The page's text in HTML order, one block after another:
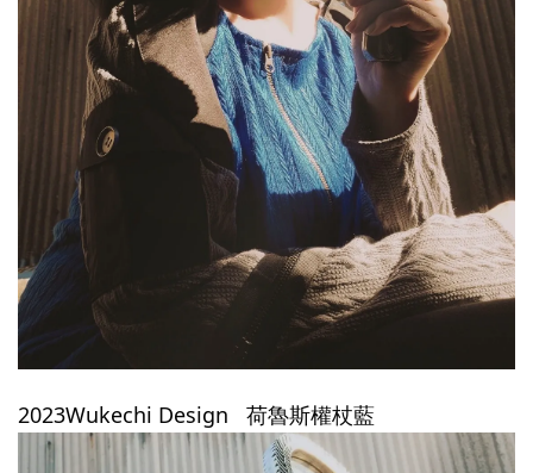
2023Wukechi Design   荷魯斯權杖藍